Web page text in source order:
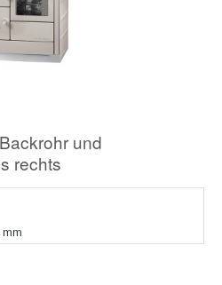
und
rechts